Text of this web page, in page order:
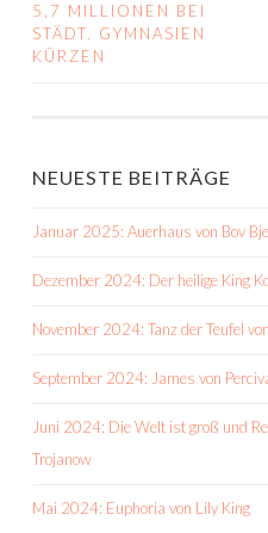
NAVIGATION
5,7 MILLIONEN BEI
STÄDT. GYMNASIEN
KÜRZEN
NEUESTE BEITRÄGE
Januar 2025: Auerhaus von Bov
Dezember 2024: Der heilige King
November 2024: Tanz der Teufel
September 2024: James von
Juni 2024: Die Welt ist groß und
Trojanow
Mai 2024: Euphoria von Lily King